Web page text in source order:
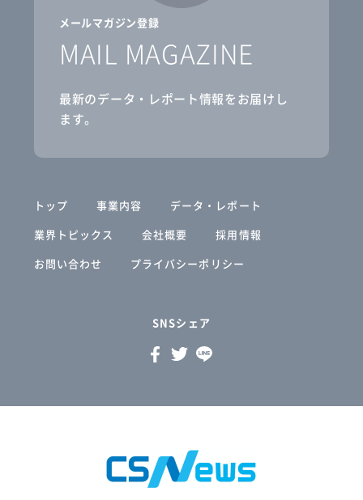
メールマガジン登録
MAIL MAGAZINE
最新のデータ・レポート情報をお届けし
ます。
トップ 事業内容
データ・レポート
業界トピックス
会社概要
採用情報
お問い合わせ
プライバシーポリシー
SNSシェア